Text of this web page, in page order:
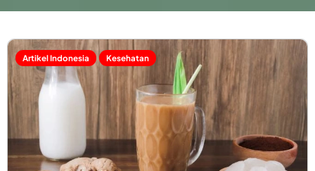
Artikel Indonesia Kesehatan